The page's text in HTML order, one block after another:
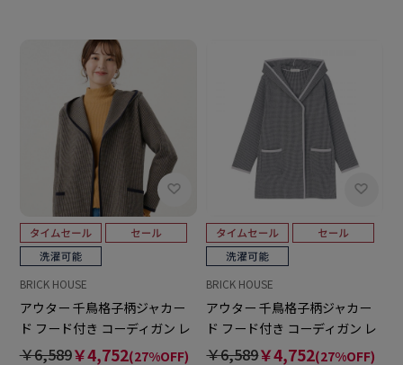
BRICK HOUSE
アウター 千鳥格子柄ジャカー
ド フード付き コーディガン レ
ディース
￥6,589￥4,752(27%OFF)
BRICK HOUSE
アウター 千鳥格子柄ジャカー
ド フード付き コーディガン レ
ディース
￥6,589￥4,752(27%OFF)